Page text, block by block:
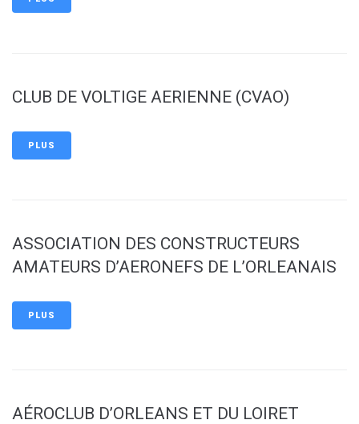
CLUB DE VOLTIGE AERIENNE (CVAO)
PLUS
ASSOCIATION DES CONSTRUCTEURS
AMATEURS D’AERONEFS DE L’ORLEANAIS
PLUS
AÉROCLUB D’ORLEANS ET DU LOIRET